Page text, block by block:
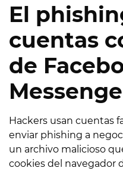
El
cuentas
de
Hackers usan cuentas
enviar phishing a
un archivo malicioso
cookies del navegador